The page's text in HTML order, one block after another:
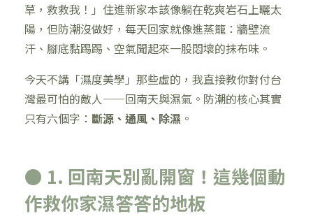
草，救救我！」住進新家本該像躺在乾爽岩石上曬太
陽，但防潮沒做好，每天回家就像進蒸籠：牆壁流
汗、腳底黏踢踢、空氣聞起來一股悶壞的抹布味。
今天不講「濕度美學」那些虛的，我直接教你對付台
灣最可怕的敵人——回南天與濕氣。防潮的核心其實
只有六個字： 斷源、通風、除濕 。
● 1. 回南天別亂開窗！這幾個動
作救你家濕答答的地板